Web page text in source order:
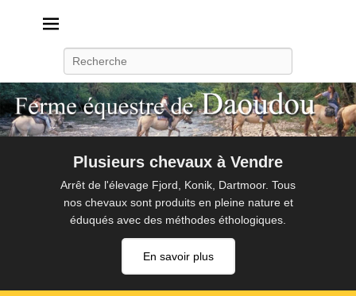
Plusieurs chevaux à Vendre
Arrêt de l'élevage Fjord, Konik, Dartmoor. Tous
nos chevaux sont produits en pleine nature et
éduqués avec des méthodes éthologiques.
En savoir plus